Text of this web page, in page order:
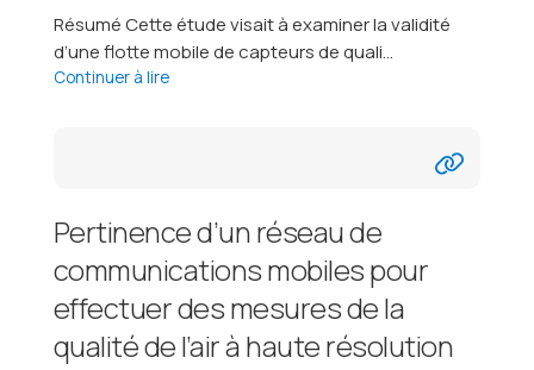
Résumé Cette étude visait à examiner la validité
d’une flotte mobile de capteurs de quali...
Continuer à lire
Pertinence d’un réseau de
communications mobiles pour
effectuer des mesures de la
qualité de l’air à haute résolution